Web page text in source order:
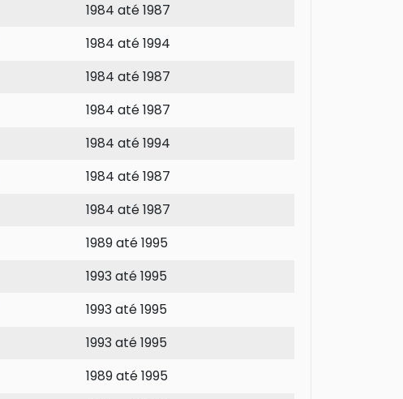
1984 até 1987
1984 até 1994
1984 até 1987
1984 até 1987
1984 até 1994
1984 até 1987
1984 até 1987
1989 até 1995
1993 até 1995
1993 até 1995
1993 até 1995
1989 até 1995